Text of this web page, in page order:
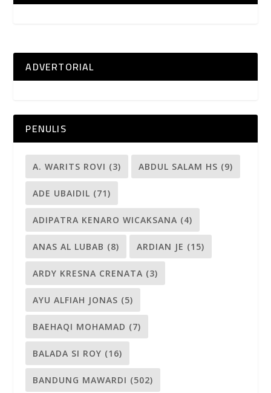
ADVERTORIAL
PENULIS
A. WARITS ROVI (3) ABDUL SALAM HS (9)
ADE UBAIDIL (71)
ADIPATRA KENARO WICAKSANA (4)
ANAS AL LUBAB (8) ARDIAN JE (15)
ARDY KRESNA CRENATA (3)
AYU ALFIAH JONAS (5)
BAEHAQI MOHAMAD (7)
BALADA SI ROY (16)
BANDUNG MAWARDI (502)